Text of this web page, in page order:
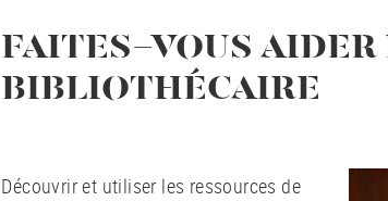
FAITES-VOUS AIDER
BIBLIOTHÉCAIRE
Découvrir et utiliser les ressources de